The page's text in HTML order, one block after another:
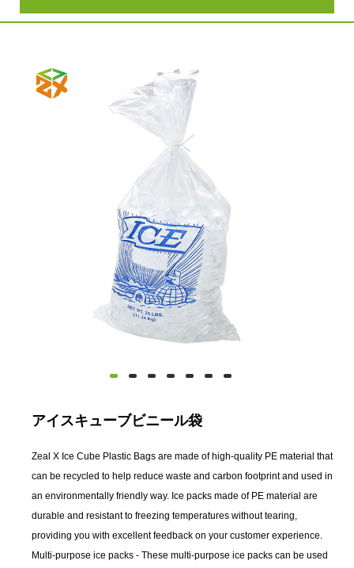
アイスキューブビニール袋
Zeal X Ice Cube Plastic Bags are made of high-quality PE material that
can be recycled to help reduce waste and carbon footprint and used in
an environmentally friendly way. Ice packs made of PE material are
durable and resistant to freezing temperatures without tearing,
providing you with excellent feedback on your customer experience.
Multi-purpose ice packs - These multi-purpose ice packs can be used